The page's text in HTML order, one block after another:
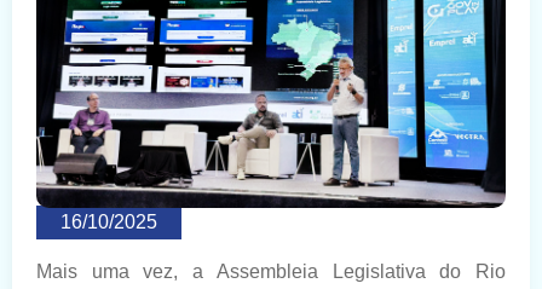
16/10/2025
Mais uma vez, a Assembleia Legislativa do Rio